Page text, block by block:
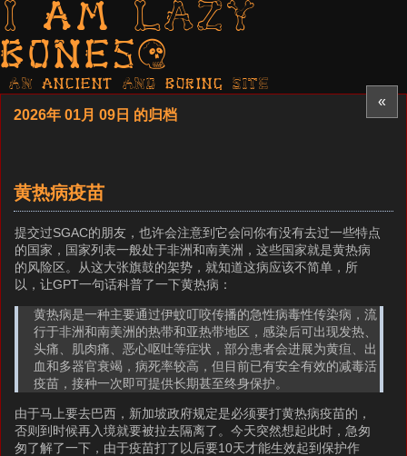
I am LAZY
bones?
AN ancient AND boring SITE
«
2026年 01月 09日 的归档
黄热病疫苗
提交过SGAC的朋友，也许会注意到它会问你有没有去过一些特点
的国家，国家列表一般处于非洲和南美洲，这些国家就是黄热病
的风险区。从这大张旗鼓的架势，就知道这病应该不简单，所
以，让GPT一句话科普了一下黄热病：
黄热病是一种主要通过伊蚊叮咬传播的急性病毒性传染病，流
行于非洲和南美洲的热带和亚热带地区，感染后可出现发热、
头痛、肌肉痛、恶心呕吐等症状，部分患者会进展为黄疸、出
血和多器官衰竭，病死率较高，但目前已有安全有效的减毒活
疫苗，接种一次即可提供长期甚至终身保护。
由于马上要去巴西，新加坡政府规定是必须要打黄热病疫苗的，
否则到时候再入境就要被拉去隔离了。今天突然想起此时，急匆
匆了解了一下，由于疫苗打了以后要10天才能生效起到保护作